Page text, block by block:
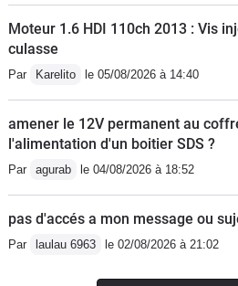
Moteur 1.6 HDI 110ch 2013 : Vis
culasse
Par Karelito le 05/08/2026 à 14:40
amener le 12V permanent au
l'alimentation d'un boitier SDS ?
Par agurab le 04/08/2026 à 18:52
pas d'accés a mon message ou
Par laulau 6963 le 02/08/2026 à 21:02